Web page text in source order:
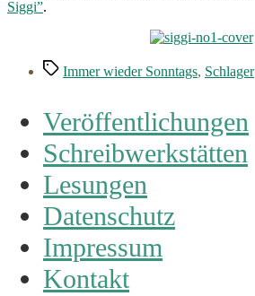
Siggi”.
Schlagwörter
Immer wieder Sonntags, Schlager
Veröffentlichungen
Schreibwerkstätten
Lesungen
Datenschutz
Impressum
Kontakt